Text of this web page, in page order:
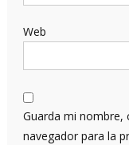
Web
Guarda mi nombre,
navegador para la